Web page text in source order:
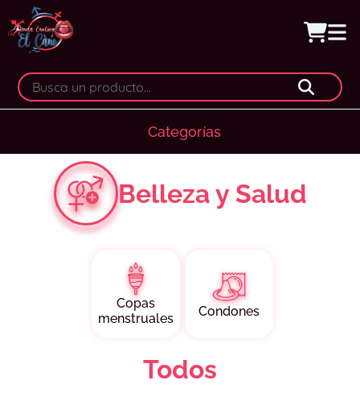
Categorías
Belleza y Salud
Copas
menstruales
Condones
Todos